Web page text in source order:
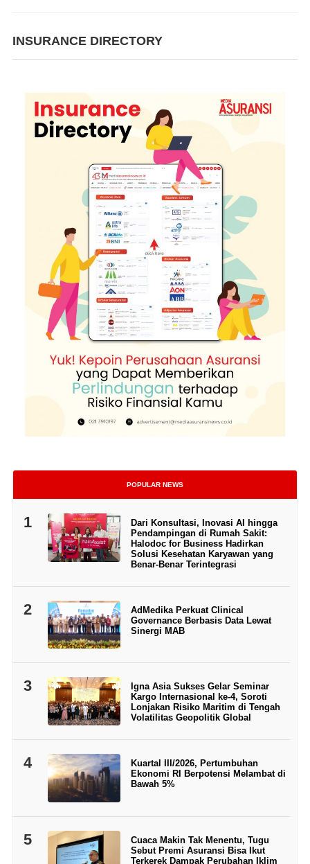
INSURANCE DIRECTORY
POPULAR NEWS
1
Dari Konsultasi, Inovasi AI hingga
Pendampingan di Rumah Sakit:
Halodoc for Business Hadirkan
Solusi Kesehatan Karyawan yang
Benar-Benar Terintegrasi
2
AdMedika Perkuat Clinical
Governance Berbasis Data Lewat
Sinergi MAB
3
Igna Asia Sukses Gelar Seminar
Kargo Internasional ke-4, Soroti
Lonjakan Risiko Maritim di Tengah
Volatilitas Geopolitik Global
4
Kuartal III/2026, Pertumbuhan
Ekonomi RI Berpotensi Melambat di
Bawah 5%
5
Cuaca Makin Tak Menentu, Tugu
Sebut Premi Asuransi Bisa Ikut
Terkerek Dampak Perubahan Iklim